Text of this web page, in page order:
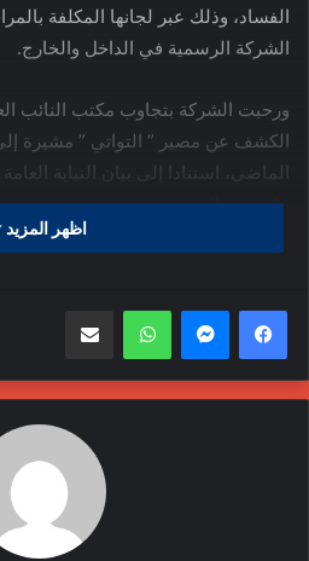
الفساد، وذلك عبر لجانها المكلفة
الشركة الرسمية في الداخل والخارج.
ورحبت الشركة بتجاوب مكتب النائب
الماضي، استنادا إلى بيان النيابة
على ذمة التحقيق.
سيعزز ثقة الآخرين في الكيان
مؤسسات الدولة القانونية
المصلحة العامة.
وجددت الشركة ثقتها في جهود مكونات
العدالة وضمان حقوق الجميع، معلنة
المغرضة التي تحاول تضليل وزعزعة
القضاء الليبي ومؤسسات الدولة
اظهر المزيد
واتساب